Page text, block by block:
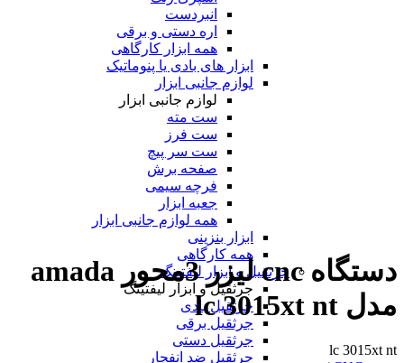
انبردست
اره دستی و برقی
همه ابزار کارگاهی
ابزار های بادی یا پنوماتیک
لوازم جانبی ابزار
لوازم جانبی ابزار
ست مته
ست فرز
ست سر پیچ
صفحه برش
فرچه سیمی
جعبه ابزار
همه لوازم جانبی ابزار
ابزار بنزینی
همه کارگاهی
جرثقیل و ابزار لیفتینگ
جرثقیل و ابزار لیفتینگ
جرثقیل بادی
جرثقیل برقی
جرثقیل دستی
جرثقیل ضد انفجار
دستگاه cnc لیزر 3محور amada
مدل lc 3015xt nt
lc 3015xt nt